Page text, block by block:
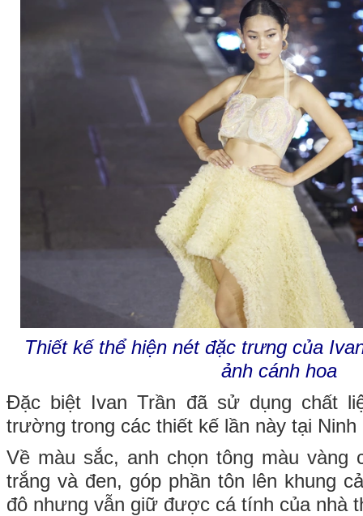
Thiết kế thể hiện nét đặc trưng của
ảnh cánh hoa
Đặc biệt Ivan Trần đã sử dụng chất
trường trong các thiết kế lần này tại Ninh
Về màu sắc, anh chọn tông màu vàng
trắng và đen, góp phần tôn lên khung
đô nhưng vẫn giữ được cá tính của nhà